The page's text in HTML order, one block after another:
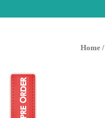
Home/